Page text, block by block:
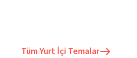
TümYurt İçi Temalar